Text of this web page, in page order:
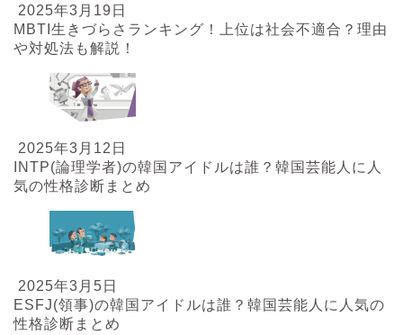
2025年3月19日
MBTI生きづらさランキング！上位は社会不適合？理由
や対処法も解説！
2025年3月12日
INTP(論理学者)の韓国アイドルは誰？韓国芸能人に人
気の性格診断まとめ
2025年3月5日
ESFJ(領事)の韓国アイドルは誰？韓国芸能人に人気の
性格診断まとめ